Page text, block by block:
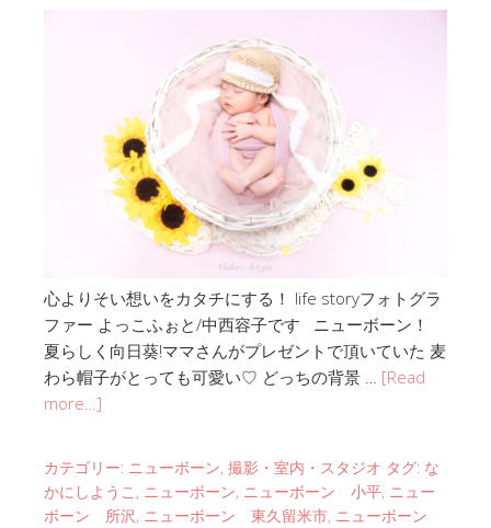
心よりそい想いをカタチにする！ life storyフォトグラ
ファー よっこふぉと/中西容子です ニューボーン！
夏らしく向日葵!ママさんがプレゼントで頂いていた 麦
わら帽子がとっても可愛い♡ どっちの背景 … [Read
more…]
カテゴリー: ニューボーン, 撮影・室内・スタジオ タグ: な
かにしようこ , ニューボーン, ニューボーン 小平, ニュー
ボーン 所沢, ニューボーン 東久留米市, ニューボーン